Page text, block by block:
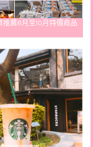
薦8月至10月特價商品